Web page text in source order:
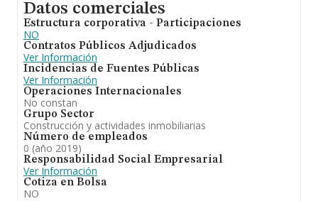
Datos comerciales
Estructura corporativa - Participaciones
NO
Contratos Públicos Adjudicados
Ver Información
Incidencias de Fuentes Públicas
Ver Información
Operaciones Internacionales
No constan
Grupo Sector
Construcción y actividades inmobiliarias
Número de empleados
0 (año 2019)
Responsabilidad Social Empresarial
Ver Información
Cotiza en Bolsa
NO